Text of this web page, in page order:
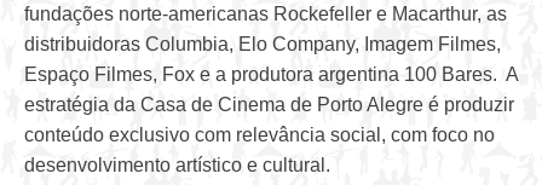
fundações norte-americanas Rockefeller e Macarthur, as
distribuidoras Columbia, Elo Company, Imagem Filmes,
Espaço Filmes, Fox e a produtora argentina 100 Bares. A
estratégia da Casa de Cinema de Porto Alegre é produzir
conteúdo exclusivo com relevância social, com foco no
desenvolvimento artístico e cultural.